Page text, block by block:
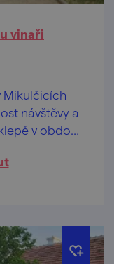
vinaři
Mikulčicích
návštěvy a
v období